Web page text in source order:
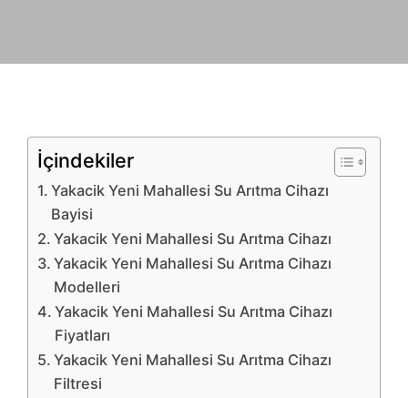
İçindekiler
Yakacik Yeni Mahallesi Su Arıtma Cihazı
Bayisi
Yakacik Yeni Mahallesi Su Arıtma Cihazı
Yakacik Yeni Mahallesi Su Arıtma Cihazı
Modelleri
Yakacik Yeni Mahallesi Su Arıtma Cihazı
Fiyatları
Yakacik Yeni Mahallesi Su Arıtma Cihazı
Filtresi